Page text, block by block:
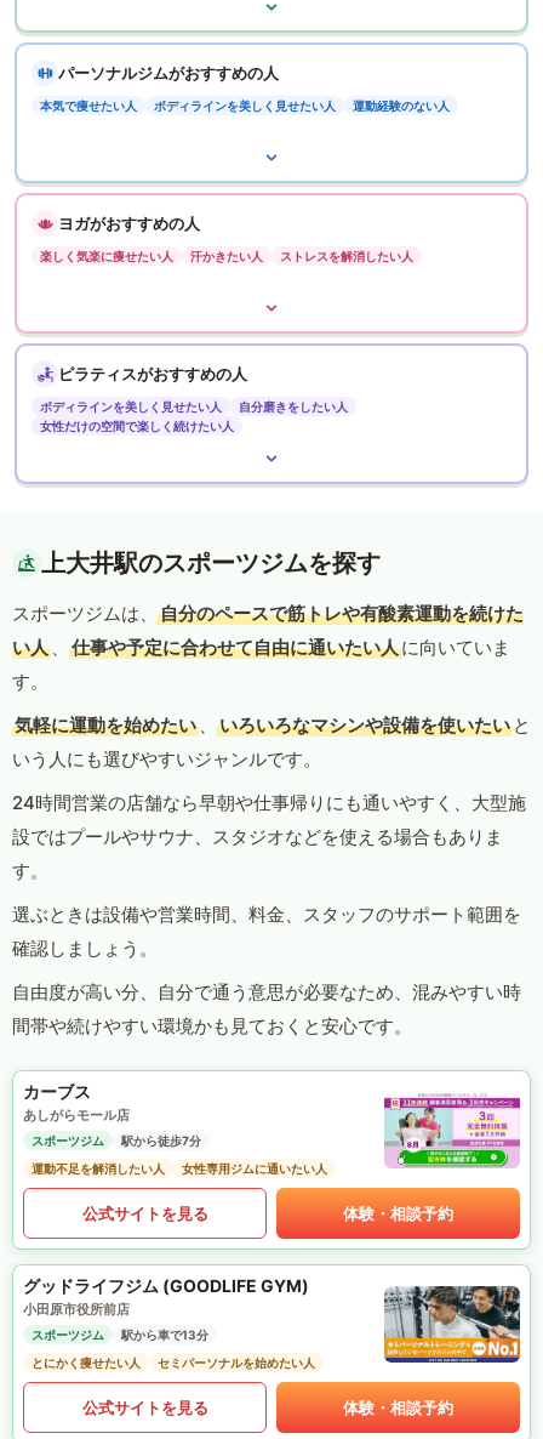
パーソナルジムがおすすめの人
本気で痩せたい人 ボディラインを美しく見せたい人 運動経験のない人
ヨガがおすすめの人
楽しく気楽に痩せたい人 汗かきたい人 ストレスを解消したい人
ピラティスがおすすめの人
ボディラインを美しく見せたい人
自分磨きをしたい人
女性だけの空間で楽しく続けたい人
上大井駅のスポーツジムを探す
スポーツジムは、
自分のペースで筋トレや有酸素運動を続けた
い人 、 仕事や予定に合わせて自由に通いたい人に向いていま
す。
気軽に運動を始めたい 、 いろいろなマシンや設備を使いたい と
いう人にも選びやすいジャンルです。
24時間営業の店舗なら早朝や仕事帰りにも通いやすく、大型施
設ではプールやサウナ、スタジオなどを使える場合もありま
す。
選ぶときは設備や営業時間、料金、スタッフのサポート範囲を
確認しましょう。
自由度が高い分、自分で通う意思が必要なため、混みやすい時
間帯や続けやすい環境かも見ておくと安心です。
カーブス
あしがらモール店
スポーツジム
駅から徒歩7分
運動不足を解消したい人
女性専用ジムに通いたい人
公式サイトを見る 体験・相談予約
グッドライフジム (GOODLIFE GYM)
小田原市役所前店
スポーツジム
駅から車で13分
とにかく痩せたい人
セミパーソナルを始めたい人
公式サイトを見る 体験・相談予約